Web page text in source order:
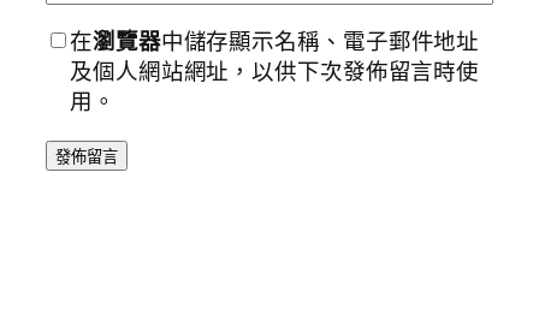
在瀏覽器中儲存顯示名稱、電子郵件地址
及個人網站網址，以供下次發佈留言時使
用。